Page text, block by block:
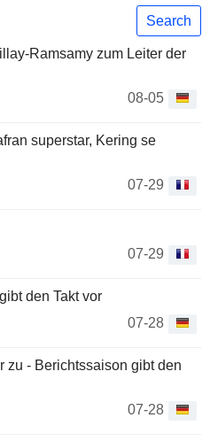
Search
Ramsamy zum Leiter der
08-05
superstar, Kering se
07-29
07-29
den Takt vor
07-28
zu - Berichtssaison gibt den
07-28